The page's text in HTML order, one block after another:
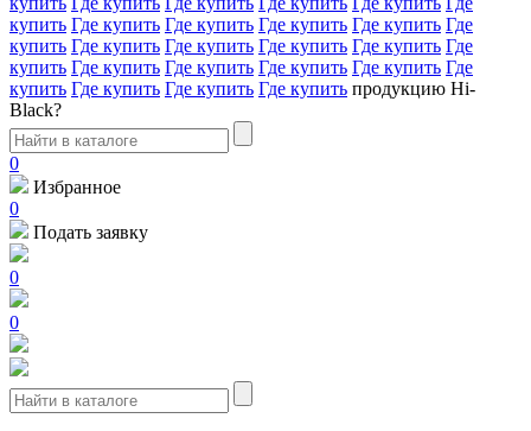
купить Где купить Где купить Где купить Где купить Где
купить Где купить Где купить Где купить Где купить Где
купить Где купить Где купить Где купить Где купить Где
купить Где купить Где купить Где купить продукцию Hi-
Black?
0
Избранное
0
Подать заявку
0
0